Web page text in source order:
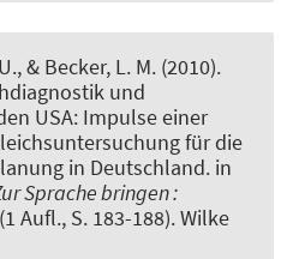
, & Becker, L. M. (2010).
und
USA: Impulse einer
für die
in Deutschland. in
Sprache bringen :
(1 Aufl., S. 183-188). Wilke